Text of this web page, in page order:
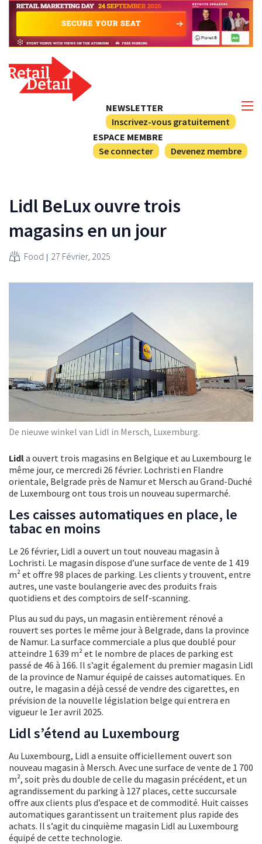
NEWSLETTER
Inscrivez-vous gratuitement
ESPACE MEMBRE
Se connecter
Devenez membre
Lidl BeLux ouvre trois
magasins en un jour
Food 27 Février, 2025
De nieuwe winkel van Lidl in Mersch, Luxemburg.
Lidla ouvert trois magasins en Belgique et au Luxembourg le
même jour, ce mercredi 26 février. Lochristi en Flandre
orientale, Belgrade près de Namur et Mersch au Grand-Duché
de Luxembourg ont tous trois un nouveau supermarché.
Les caisses automatiques en place, le
tabac en moins
Le 26 février, Lidl a ouvert un tout nouveau magasin à
Lochristi. Le magasin dispose d’une surface de vente de 1 419
m² et offre 98 places de parking. Les clients y trouvent, entre
autres, une vaste boulangerie avec des produits frais
quotidiens et des comptoirs de self-scanning.
Plus au sud du pays, un magasin entièrement rénové a
rouvert ses portes le même jour à Belgrade, dans la province
de Namur. La surface commerciale a plus que doublé pour
atteindre 1 639 m² et le nombre de places de parking est
passé de 46 à 166. Il s’agit également du premier magasin Lidl
de la province de Namur équipé de caisses automatiques. En
outre, le magasin a déjà cessé de vendre des cigarettes, en
prévision de la nouvelle législation belge qui entrera en
vigueur le 1er avril 2025.
Lidl s’étend au Luxembourg
Au Luxembourg, Lidl a ensuite officiellement ouvert son
nouveau magasin à Mersch. Avec une surface de vente de 1 700
m², soit près du double de celle du magasin précédent, et un
agrandissement du parking à 127 places, cette succursale
offre aux clients plus d’espace et de commodité. Huit caisses
automatiques garantissent un traitement plus rapide des
achats. Il s’agit du cinquième magasin Lidl au Luxembourg
équipé de cette technologie.